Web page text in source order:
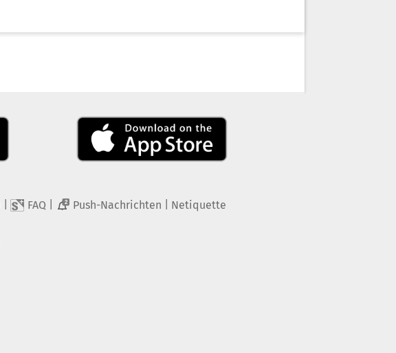
FAQ 2 Push-Nachrichten Netiquette